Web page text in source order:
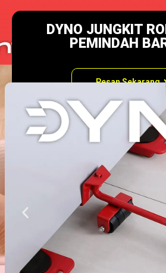
DYNO JUNGKIT
PEMINDAH
Pesan Sekarang